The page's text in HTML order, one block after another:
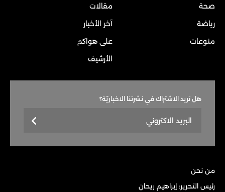
صحة
رياضة
منوعات
مقالات
آخر الأخبار
على هواكم
الأرشيف
هل تريد الاشتراك في نشرتنا الاخباريّة؟
من نحن
رئيس التحرير: إبراهيم ريحان